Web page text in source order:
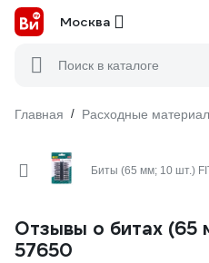
Москва
Поиск в каталоге
Главная / Расходные
Биты (65 мм; 10 шт.)
Отзывы о битах (65
57650